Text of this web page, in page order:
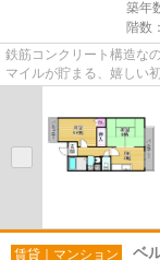
築年
階数
鉄筋コンクリート構造な
マイルが貯まる、嬉しい
賃貸｜マンション ベ